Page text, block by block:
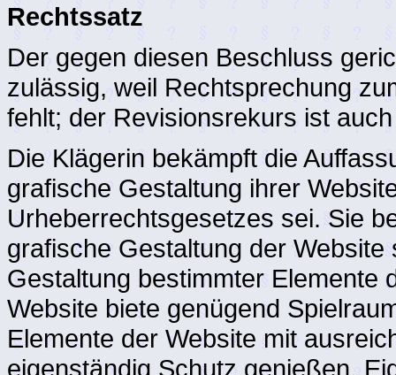
Rechtssatz
Der gegen diesen Beschluss
zulässig, weil Rechtsprechung
fehlt; der Revisionsrekurs ist
Die Klägerin bekämpft die
grafische Gestaltung ihrer
Urheberrechtsgesetzes sei. Sie
grafische Gestaltung der
Gestaltung bestimmter Elemente
Website biete genügend
Elemente der Website mit
eigenständig Schutz genießen.